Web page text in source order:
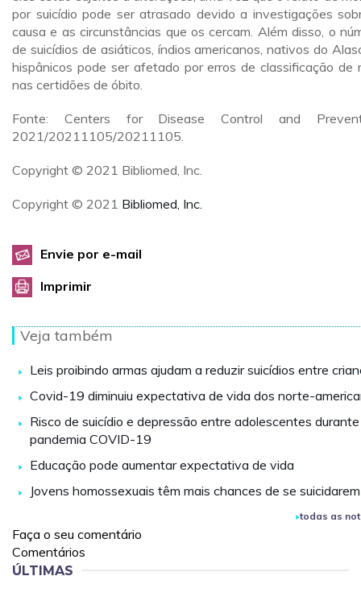
por suicídio pode ser atrasado devido a investigações
causa e as circunstâncias que os cercam. Além disso, o
de suicídios de asiáticos, índios americanos, nativos do
hispânicos pode ser afetado por erros de classificação de
nas certidões de óbito.
Fonte: Centers for Disease Control and
2021/20211105/20211105.
Copyright © 2021 Bibliomed, Inc.
Copyright © 2021 Bibliomed, Inc.
Envie por e-mail
Imprimir
Veja também
Leis proibindo armas ajudam a reduzir suicídios entre
Covid-19 diminuiu expectativa de vida dos norte-
Risco de suicídio e depressão entre adolescentes
pandemia COVID-19
Educação pode aumentar expectativa de vida
Jovens homossexuais têm mais chances de se suicidarem
todas as
Faça o seu comentário
Comentários
ÚLTIMAS